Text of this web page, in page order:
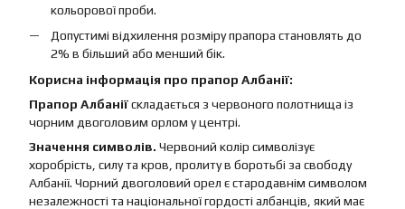
кольорової проби.
Допустимі відхилення розміру прапора становлять до
2% в більший або менший бік.
Корисна інформація про прапор Албанії:
Прапор Албаніїскладається з червоного полотнища із
чорним двоголовим орлом у центрі.
Значення символів. Червоний колір символізує
хоробрість, силу та кров, пролиту в боротьбі за свободу
Албанії. Чорний двоголовий орел є стародавнім символом
незалежності та національної гордості албанців, який має